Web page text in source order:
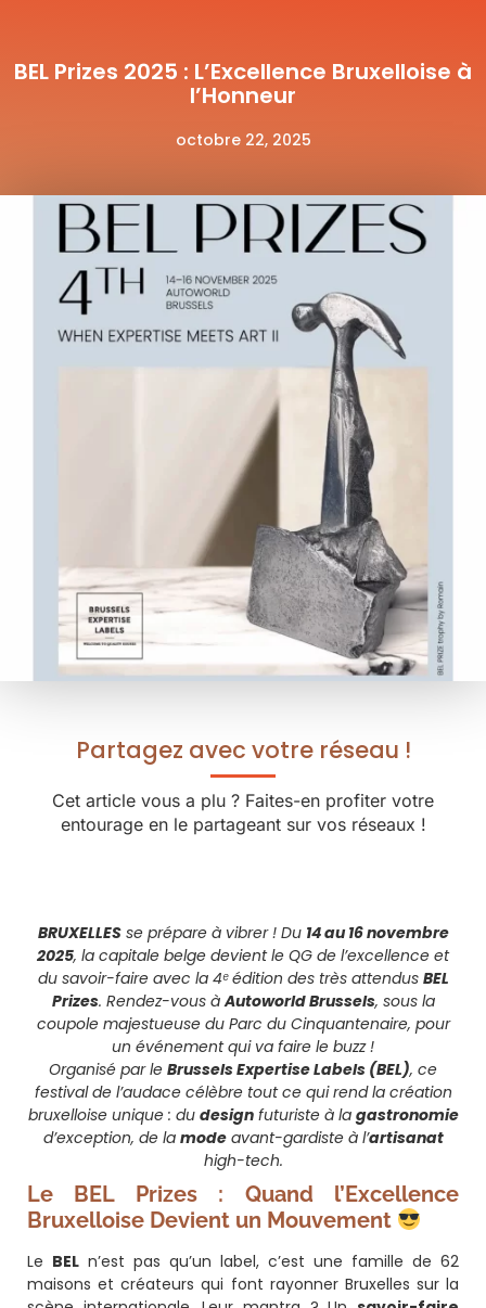
BEL Prizes 2025 : L’Excellence Bruxelloise à
l’Honneur
octobre 22, 2025
Partagez avec votre réseau !
Cet article vous a plu ? Faites-en profiter votre
entourage en le partageant sur vos réseaux !
BRUXELLESse prépare à vibrer ! Du 14 au 16 novembre
2025, la capitale belge devient le QG de l’excellence et
du savoir-faire avec la 4ᵉ édition des très attendus BEL
Prizes. Rendez-vous àAutoworld Brussels, sous la
coupole majestueuse du Parc du Cinquantenaire, pour
un événement qui va faire le buzz !
Organisé par le Brussels Expertise Labels (BEL), ce
festival de l’audace célèbre tout ce qui rend la création
bruxelloise unique : du designfuturiste à la gastronomie
d’exception, de la modeavant-gardiste à l’artisanat
high-tech.
Le BEL Prizes : Quand l’Excellence
Bruxelloise Devient un Mouvement
Le BEL n’est pas qu’un label, c’est une famille de 62
maisons et créateurs qui font rayonner Bruxelles sur la